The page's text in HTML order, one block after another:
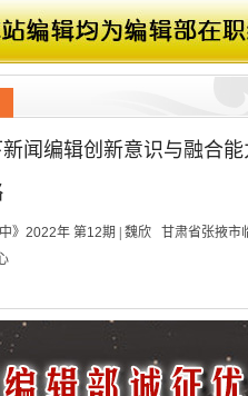
投标压价的分析及其对策
普通外科手术患者医院感染与手术室护
闻编辑创新意识与融合能
》2022年 第12期 魏欣
甘肃省张掖市
着互联网时代的来临,科学技术的
更高的要求。在融媒体时代,如何
决的问题。因此,文章就当前新闻